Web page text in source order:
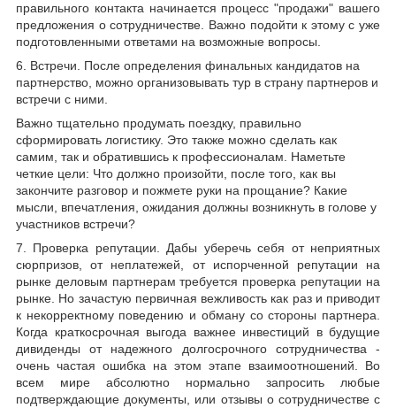
правильного контакта начинается процесс "продажи" вашего
предложения о сотрудничестве. Важно подойти к этому с уже
подготовленными ответами на возможные вопросы.
6. Встречи. После определения финальных кандидатов на
партнерство, можно организовывать тур в страну партнеров и
встречи с ними.
Важно тщательно продумать поездку, правильно
сформировать логистику. Это также можно сделать как
самим, так и обратившись к профессионалам. Наметьте
четкие цели: Что должно произойти, после того, как вы
закончите разговор и пожмете руки на прощание? Какие
мысли, впечатления, ожидания должны возникнуть в голове у
участников встречи?
7. Проверка репутации. Дабы уберечь себя от неприятных
сюрпризов, от неплатежей, от испорченной репутации на
рынке деловым партнерам требуется проверка репутации на
рынке. Но зачастую первичная вежливость как раз и приводит
к некорректному поведению и обману со стороны партнера.
Когда краткосрочная выгода важнее инвестиций в будущие
дивиденды от надежного долгосрочного сотрудничества -
очень частая ошибка на этом этапе взаимоотношений. Во
всем мире абсолютно нормально запросить любые
подтверждающие документы, или отзывы о сотрудничестве с